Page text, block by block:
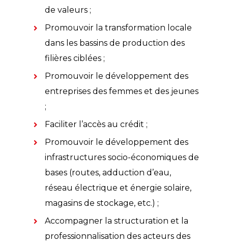
de valeurs ;
Promouvoir la transformation locale
dans les bassins de production des
filières ciblées ;
Promouvoir le développement des
entreprises des femmes et des jeunes
;
Faciliter l’accès au crédit ;
Promouvoir le développement des
infrastructures socio-économiques de
bases (routes, adduction d’eau,
réseau électrique et énergie solaire,
magasins de stockage, etc.) ;
Accompagner la structuration et la
professionnalisation des acteurs des